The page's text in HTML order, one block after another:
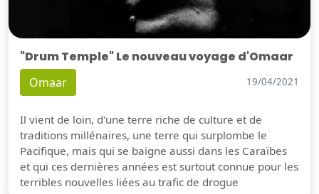
"Drum Temple" Le nouveau voyage d'Omaar
Omaar 19/04/2021
Il vient de loin, d'une terre riche de culture et de
traditions millénaires, une terre qui surplombe le
Pacifique, mais qui se baigne aussi dans les Caraïbes
et qui ces dernières années est surtout connue pour les
terribles nouvelles liées au trafic de drogue